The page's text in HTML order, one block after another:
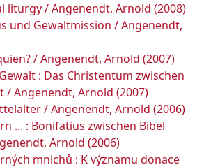
liturgy / Angenendt, Arnold (2008)
und Gewaltmission / Angenendt,
/ Angenendt, Arnold (2007)
: Das Christentum zwischen
/ Angenendt, Arnold (2007)
/ Angenendt, Arnold (2006)
... : Bonifatius zwischen Bibel
Arnold (2006)
mnichů : K významu donace